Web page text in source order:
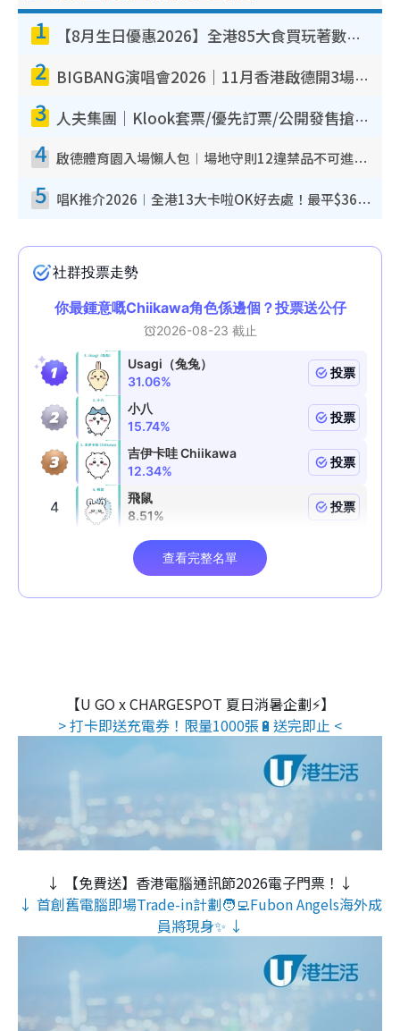
1 【8月生日優惠2026】全港85大食買玩著數攻略 自助餐/火鍋放題同行免費＋誠品/DONKI送現金券
2 BIGBANG演唱會2026｜11月香港啟德開3場！實名制VIP申請、優先購票攻略
3 人夫集團｜Klook套票/優先訂票/公開發售搶飛攻略！附票價.購票連結.場地座位表
4 啟德體育園入場懶人包︱場地守則12違禁品不可進場准帶細水樽但全場禁樽蓋！應援牌有限制！
5 唱K推介2026︱全港13大卡啦OK好去處！最平$36起 日文K都有！(附地址+收費詳情)
【U GO x CHARGESPOT 夏日消暑企劃⚡】
> 打卡即送充電券！限量1000張🔋送完即止 <
↓ 【免費送】香港電腦通訊節2026電子門票！↓
↓ 首創舊電腦即場Trade-in計劃🧑‍💻Fubon Angels海外成
員將現身✨ ↓